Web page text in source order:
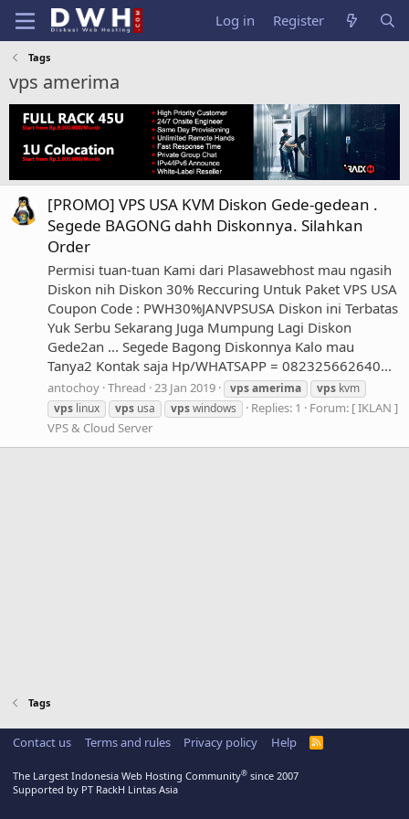
Log in Register
Tags
vps amerima
[PROMO] VPS USA KVM Diskon Gede-gedean .
Segede BAGONG dahh Diskonnya. Silahkan
Order
Permisi tuan-tuan Kami dari Plasawebhost mau ngasih
Diskon nih Diskon 30% Reccuring Untuk Paket VPS USA
Coupon Code : PWH30%JANVPSUSA Diskon ini Terbatas
Yuk Serbu Sekarang Juga Mumpung Lagi Diskon
Gede2an ... Segede Bagong Diskonnya Kalo mau
Tanya2 Kontak saja Hp/WHATSAPP = 082325662640...
antochoy Thread 23 Jan 2019 vpsamerima vps kvm
vps linux vps usa vpswindows Replies: 1 Forum: [ IKLAN ]
VPS & Cloud Server
Tags
Contact us Terms and rules Privacy policy Help
R
The Largest Indonesia Web Hosting Community® since 2007
Supported by PT RackH Lintas Asia